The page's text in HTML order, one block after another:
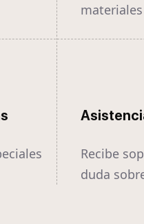
materiales
Recibe
duda